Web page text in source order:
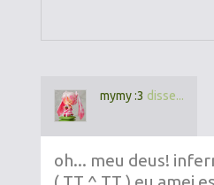
mymy :3 disse...
oh... meu deus!